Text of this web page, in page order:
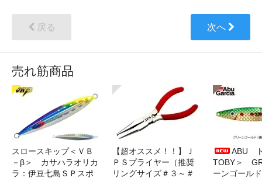
戻る 次へ
売れ筋商品
スロースキップ＜ＶＢ
－β＞ カサハラオリカ
ラ：伊豆七島ＳＰスポ
【超オススメ！！】Ｊ
ＰＳプライヤー（推奨
リングサイズ＃３～＃
ABU
TOBY＞
ーンゴールド